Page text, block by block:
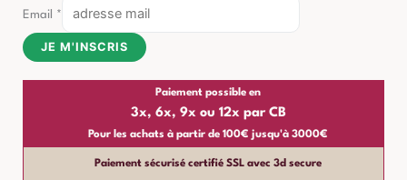
Email *
JE M'INSCRIS
Paiement possible en
3x, 6x, 9x ou 12x par CB
Pour les achats à partir de 100€ jusqu'à 3000€
Paiement sécurisé certifié SSL avec 3d secure